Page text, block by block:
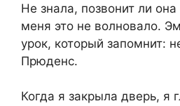
Не знала, позвонит ли
меня это не волновало.
урок, который запомнит:
Прюденс.
Когда я закрыла дверь, я